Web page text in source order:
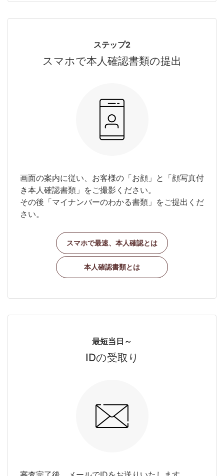
ステップ2
スマホで本人確認書類の提出
画面の案内に従い、お客様の「お顔」と「顔写真付
き本人確認書類」をご撮影ください。
その後「マイナンバーのわかる書類」をご提出くだ
さい。
スマホで最速、本人確認とは
本人確認書類とは
最短当日～
IDの受取り